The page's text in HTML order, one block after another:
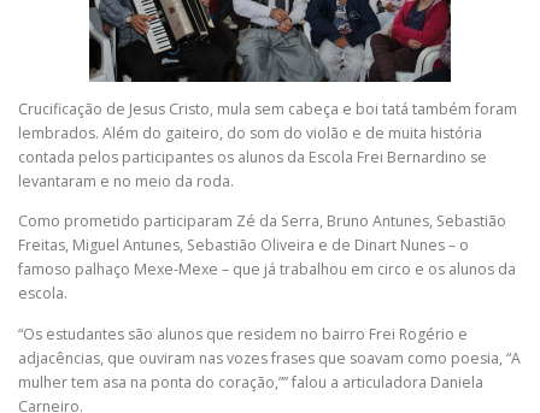
Crucificação de Jesus Cristo, mula sem cabeça e boi tatá também foram
lembrados. Além do gaiteiro, do som do violão e de muita história
contada pelos participantes os alunos da Escola Frei Bernardino se
levantaram e no meio da roda.
Como prometido participaram Zé da Serra, Bruno Antunes, Sebastião
Freitas, Miguel Antunes, Sebastião Oliveira e de Dinart Nunes – o
famoso palhaço Mexe-Mexe – que já trabalhou em circo e os alunos da
escola.
“Os estudantes são alunos que residem no bairro Frei Rogério e
adjacências, que ouviram nas vozes frases que soavam como poesia, “A
mulher tem asa na ponta do coração,”” falou a articuladora Daniela
Carneiro.